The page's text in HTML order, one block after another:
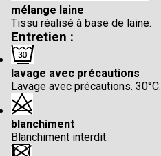
mélange laine
Tissu réalisé à base de laine.
Entretien :
lavage avec précautions
Lavage avec précautions. 30°C.
blanchiment
Blanchiment interdit.